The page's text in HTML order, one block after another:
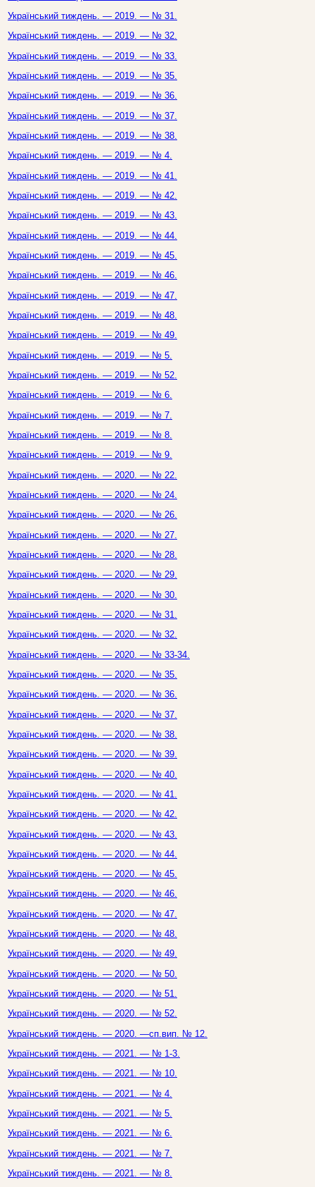
Український тиждень. — 2019. — № 31.
Український тиждень. — 2019. — № 32.
Український тиждень. — 2019. — № 33.
Український тиждень. — 2019. — № 35.
Український тиждень. — 2019. — № 36.
Український тиждень. — 2019. — № 37.
Український тиждень. — 2019. — № 38.
Український тиждень. — 2019. — № 4.
Український тиждень. — 2019. — № 41.
Український тиждень. — 2019. — № 42.
Український тиждень. — 2019. — № 43.
Український тиждень. — 2019. — № 44.
Український тиждень. — 2019. — № 45.
Український тиждень. — 2019. — № 46.
Український тиждень. — 2019. — № 47.
Український тиждень. — 2019. — № 48.
Український тиждень. — 2019. — № 49.
Український тиждень. — 2019. — № 5.
Український тиждень. — 2019. — № 52.
Український тиждень. — 2019. — № 6.
Український тиждень. — 2019. — № 7.
Український тиждень. — 2019. — № 8.
Український тиждень. — 2019. — № 9.
Український тиждень. — 2020. — № 22.
Український тиждень. — 2020. — № 24.
Український тиждень. — 2020. — № 26.
Український тиждень. — 2020. — № 27.
Український тиждень. — 2020. — № 28.
Український тиждень. — 2020. — № 29.
Український тиждень. — 2020. — № 30.
Український тиждень. — 2020. — № 31.
Український тиждень. — 2020. — № 32.
Український тиждень. — 2020. — № 33-34.
Український тиждень. — 2020. — № 35.
Український тиждень. — 2020. — № 36.
Український тиждень. — 2020. — № 37.
Український тиждень. — 2020. — № 38.
Український тиждень. — 2020. — № 39.
Український тиждень. — 2020. — № 40.
Український тиждень. — 2020. — № 41.
Український тиждень. — 2020. — № 42.
Український тиждень. — 2020. — № 43.
Український тиждень. — 2020. — № 44.
Український тиждень. — 2020. — № 45.
Український тиждень. — 2020. — № 46.
Український тиждень. — 2020. — № 47.
Український тиждень. — 2020. — № 48.
Український тиждень. — 2020. — № 49.
Український тиждень. — 2020. — № 50.
Український тиждень. — 2020. — № 51.
Український тиждень. — 2020. — № 52.
Український тиждень. — 2020. —сп.вип. № 12.
Український тиждень. — 2021. — № 1-3.
Український тиждень. — 2021. — № 10.
Український тиждень. — 2021. — № 4.
Український тиждень. — 2021. — № 5.
Український тиждень. — 2021. — № 6.
Український тиждень. — 2021. — № 7.
Український тиждень. — 2021. — № 8.